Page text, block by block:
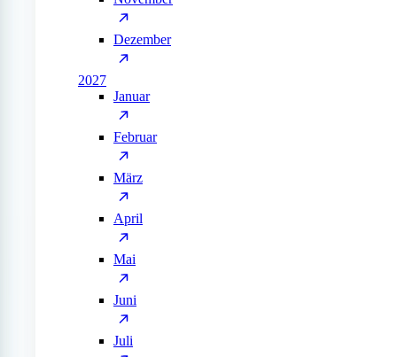
Dezember
2027
Januar
Februar
März
April
Mai
Juni
Juli